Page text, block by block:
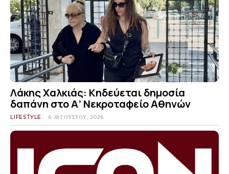
Λάκης Χαλκιάς: Κηδεύεται δημοσία
δαπάνη στο Α’ Νεκροταφείο Αθηνών
LIFESTYLE 6 ΑΥΓΟΎΣΤΟΥ, 2026